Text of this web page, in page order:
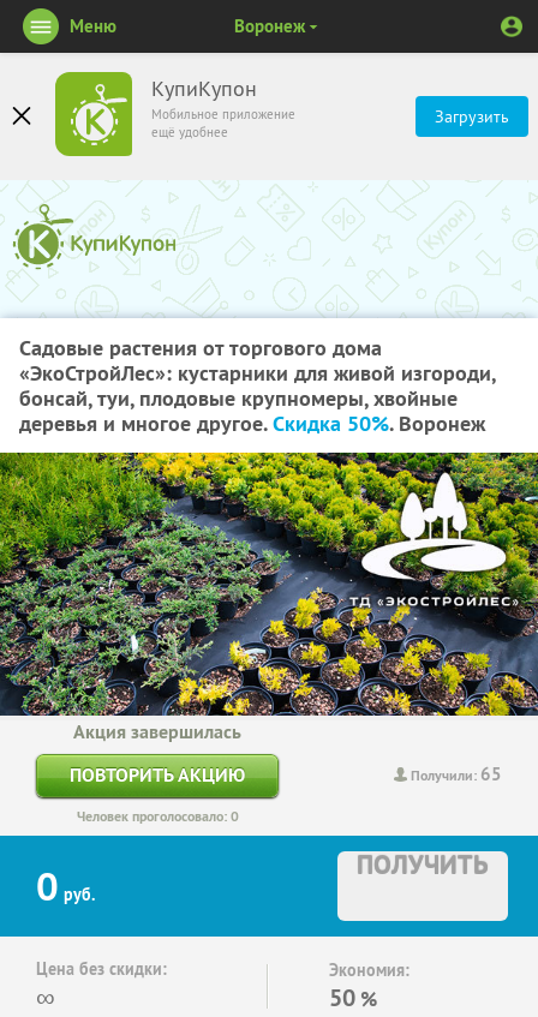
КупиКупон
Мобильное приложение
ещё удобнее
Загрузить
Меню Воронеж
Садовые растения от торгового дома
«ЭкоСтройЛес»: кустарники для живой изгороди,
бонсай, туи, плодовые крупномеры, хвойные
деревья и многое другое.Скидка 50%. Воронеж
Получили: 65
Акция завершилась
ПОВТОРИТЬ АКЦИЮ
Человек проголосовало: 0
0 руб.
ПОЛУЧИТЬ
Цена без скидки:
∞
Экономия:
50 %